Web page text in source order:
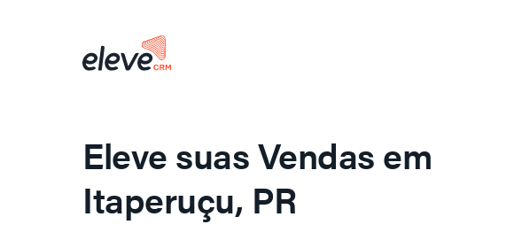
Eleve suas Vendas em
Itaperuçu, PR